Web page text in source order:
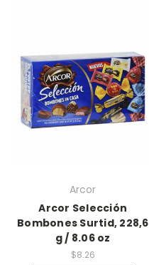
Arcor
Arcor Selección
Bombones Surtid, 228,6
g / 8.06 oz
$8.26